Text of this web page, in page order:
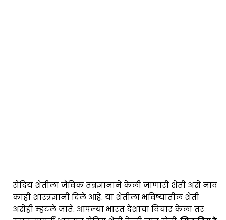
सेंद्रिय शेतीला जैविक तंत्रज्ञानाने केली जाणारी शेती असे नाव
काही शास्त्रज्ञांनी दिले आहे. या शेतीला भविष्यातील शेती
असेही म्हटले जाते. आपल्या भारत देशाचा विचार केला तर